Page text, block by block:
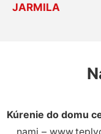
JARMILA
Kúrenie do domu
nami –